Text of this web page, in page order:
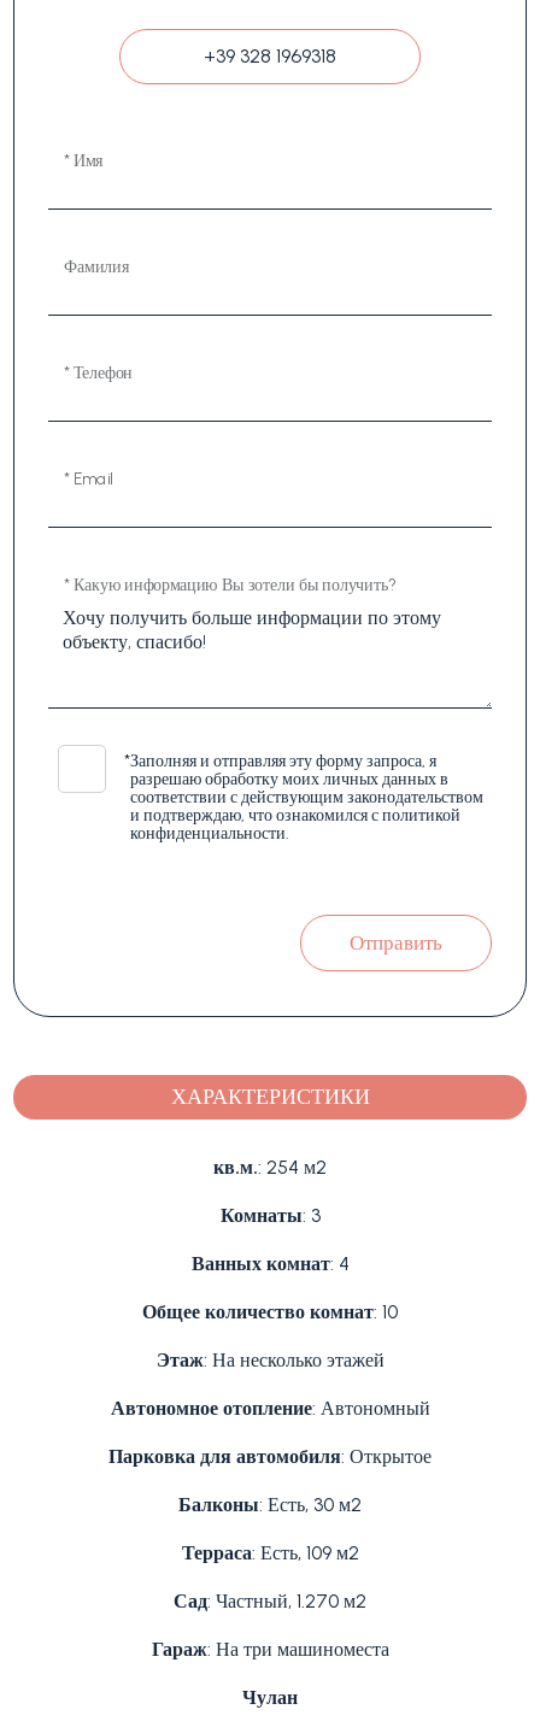
+39 328 1969318
* Имя
Фамилия
* Телефон
* Email
* Какую информацию Вы зотели бы получить?
*Заполняя и отправляя эту форму запроса, я
разрешаю обработку моих личных данных в
соответствии с действующим законодательством
и подтверждаю, что ознакомился с политикой
конфиденциальности.
Отправить
ХАРАКТЕРИСТИКИ
кв.м.: 254 м2
Комнаты: 3
Ванных комнат: 4
Общее количество комнат: 10
Этаж: На несколько этажей
Автономное отопление: Автономный
Парковка для автомобиля: Открытое
Балконы: Есть, 30 м2
Терраса: Есть, 109 м2
Сад: Частный, 1.270 м2
Гараж: На три машиноместа
Чулан